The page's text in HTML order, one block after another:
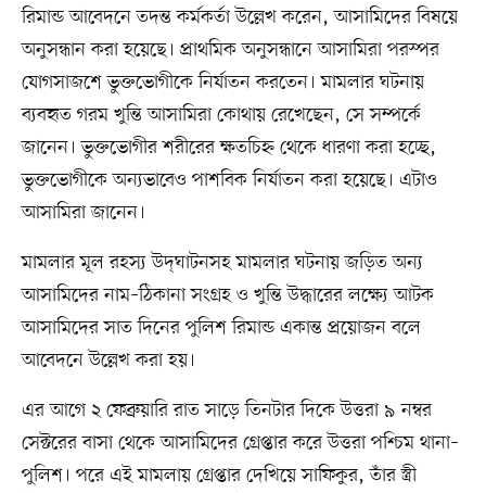
রিমান্ড আবেদনে তদন্ত কর্মকর্তা উল্লেখ করেন, আসামিদের বিষয়ে
অনুসন্ধান করা হয়েছে। প্রাথমিক অনুসন্ধানে আসামিরা পরস্পর
যোগসাজশে ভুক্তভোগীকে নির্যাতন করতেন। মামলার ঘটনায়
ব্যবহৃত গরম খুন্তি আসামিরা কোথায় রেখেছেন, সে সম্পর্কে
জানেন। ভুক্তভোগীর শরীরের ক্ষতচিহ্ন থেকে ধারণা করা হচ্ছে,
ভুক্তভোগীকে অন্যভাবেও পাশবিক নির্যাতন করা হয়েছে। এটাও
আসামিরা জানেন।
মামলার মূল রহস্য উদ্‌ঘাটনসহ মামলার ঘটনায় জড়িত অন্য
আসামিদের নাম–ঠিকানা সংগ্রহ ও খুন্তি উদ্ধারের লক্ষ্যে আটক
আসামিদের সাত দিনের পুলিশ রিমান্ড একান্ত প্রয়োজন বলে
আবেদনে উল্লেখ করা হয়।
এর আগে ২ ফেব্রুয়ারি রাত সাড়ে তিনটার দিকে উত্তরা ৯ নম্বর
সেক্টরের বাসা থেকে আসামিদের গ্রেপ্তার করে উত্তরা পশ্চিম থানা–
পুলিশ। পরে এই মামলায় গ্রেপ্তার দেখিয়ে সাফিকুর, তাঁর স্ত্রী